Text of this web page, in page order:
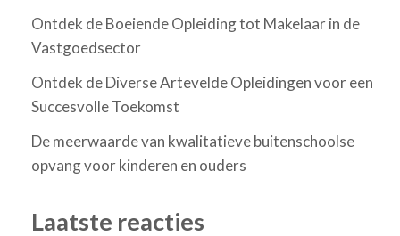
Ontdek de Boeiende Opleiding tot Makelaar in de
Vastgoedsector
Ontdek de Diverse Artevelde Opleidingen voor een
Succesvolle Toekomst
De meerwaarde van kwalitatieve buitenschoolse
opvang voor kinderen en ouders
Laatste reacties